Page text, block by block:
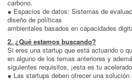
carbono.
● Espacios de datos: Sistemas de
diseño de políticas
ambientales basados en capacidades
2. ¿Qué estamos buscando?
Si eres una startup que está actuando o
en alguno de los temas anteriores y
siguientes requisitos, ¡esta es tu
● Las startups deben ofrecer una solución